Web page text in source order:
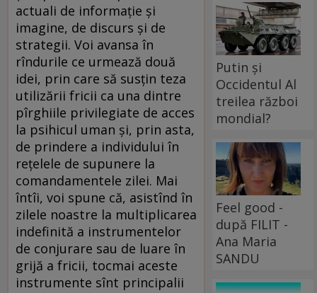
actuali de informaţie şi
imagine, de discurs şi de
strategii. Voi avansa în
rîndurile ce urmează două
idei, prin care să susţin teza
utilizării fricii ca una dintre
pîrghiile privilegiate de acces
la psihicul uman şi, prin asta,
de prindere a individului în
reţelele de supunere la
comandamentele zilei. Mai
întîi, voi spune că, asistînd în
zilele noastre la multiplicarea
indefinită a instrumentelor
de conjurare sau de luare în
grijă a fricii, tocmai aceste
instrumente sînt principalii
Putin și
Occidentul Al
treilea război
mondial?
Feel good -
după FILIT -
Ana Maria
SANDU